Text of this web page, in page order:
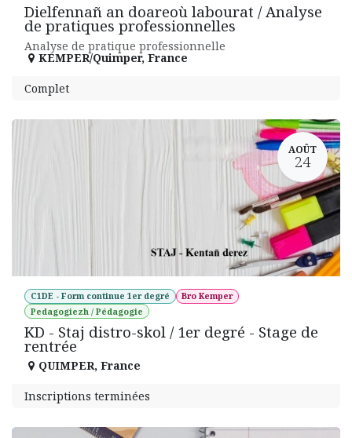
Dielfennañ an doareoù labourat / Analyse
de pratiques professionnelles
Analyse de pratique professionnelle
KEMPER/Quimper, France
Complet
AOÛT
24
C1DE - Form continue 1er degré
Bro Kemper
Pedagogiezh / Pédagogie
KD - Staj distro-skol / 1er degré - Stage de
rentrée
QUIMPER, France
Inscriptions terminées